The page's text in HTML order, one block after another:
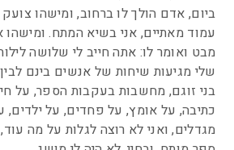
ביום, אדם הולך לו ברחוב, ומישהו
עמוד מאתיים, אני בשיא המתח. ומישהו
מבט ואומר לו: אתה חייב לי שלושה
שלי מגיעות שיחות של אנשים בינם
בני זוגם, מחשבות בעקבות הספר, על
כתיבה, על אומץ, על פחדים, על ילדים,
מגדלים, ואני לא רוצה לגלות על מה